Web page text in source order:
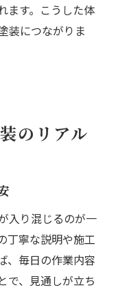
ます。こうした体
装につながりま
のリアル
入り混じるのが一
丁寧な説明や施工
、毎日の作業内容
で、見通しが立ち